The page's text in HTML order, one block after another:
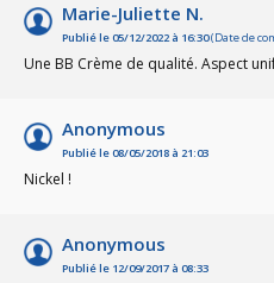
Marie-Juliette N.
Publié le 05/12/2022 à 16:30(Date de
Une BB Crème de qualité. Aspect
Anonymous
Publié le 08/05/2018 à 21:03
Nickel !
Anonymous
Publié le 12/09/2017 à 08:33